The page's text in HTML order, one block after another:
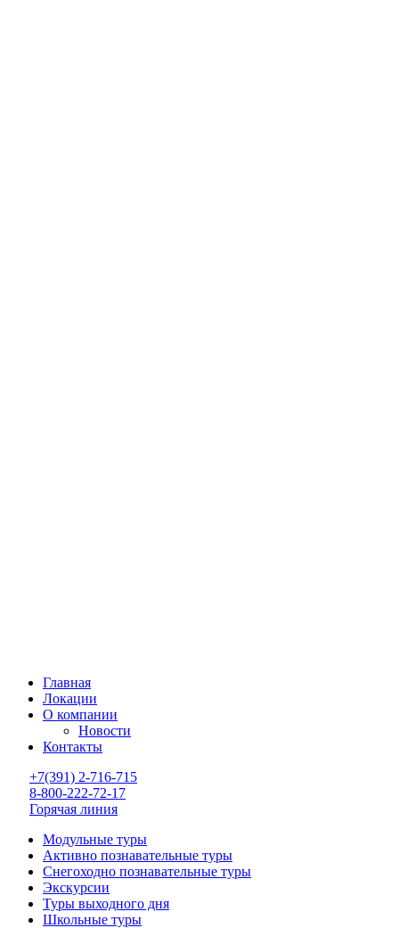
Главная
Локации
О компании
Новости
Контакты
+7(391) 2-716-715
8-800-222-72-17
Горячая линия
Модульные туры
Активно познавательные туры
Снегоходно познавательные туры
Экскурсии
Туры выходного дня
Школьные туры